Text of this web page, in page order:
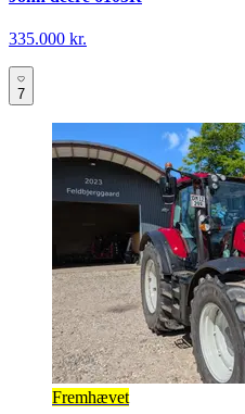
335.000 kr.
7
Fremhævet